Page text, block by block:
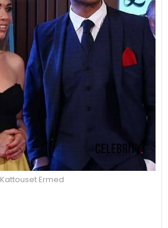
Kattouset Ermed